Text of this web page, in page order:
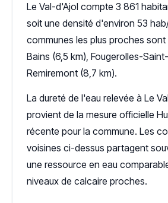
Le Val-d'Ajol compte 3 861
soit une densité d'environ 53
communes les plus proches
Bains (6,5 km), Fougerolles-
Remiremont (8,7 km).
La dureté de l'eau relevée à Le
provient de la mesure officielle
récente pour la commune. Les
voisines ci-dessus partagent
une ressource en eau
niveaux de calcaire proches.